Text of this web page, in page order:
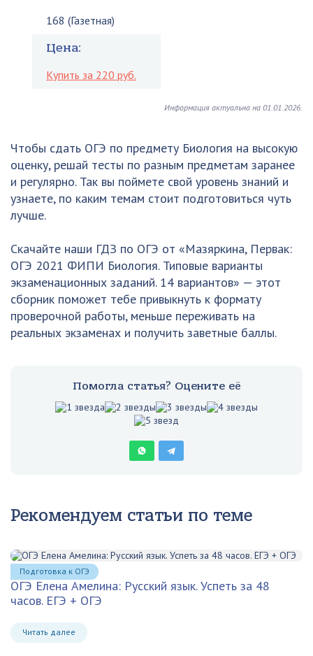
168 (Газетная)
Цена:
Купить за 220 руб.
Информация актуальна на 01.01.2026.
Чтобы сдать ОГЭ по предмету Биология на высокую
оценку, решай тесты по разным предметам заранее
и регулярно. Так вы поймете свой уровень знаний и
узнаете, по каким темам стоит подготовиться чуть
лучше.
Скачайте наши ГДЗ по ОГЭ от «Мазяркина, Первак:
ОГЭ 2021 ФИПИ Биология. Типовые варианты
экзаменационных заданий. 14 вариантов» — этот
сборник поможет тебе привыкнуть к формату
проверочной работы, меньше переживать на
реальных экзаменах и получить заветные баллы.
Помогла статья? Оцените её
Рекомендуем статьи по теме
ОГЭ Елена Амелина: Русский язык. Успеть за 48
часов. ЕГЭ + ОГЭ
Читать далее
Подготовка к ОГЭ